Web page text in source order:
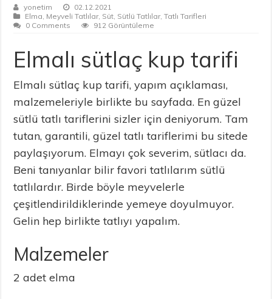
yonetim
02.12.2021
Elma, Meyveli Tatlılar, Süt, Sütlü Tatlılar,Tatlı Tarifleri
0 Comments
912 Görüntüleme
Elmalı sütlaç kup tarifi
Elmalı sütlaç kup tarifi, yapım açıklaması,
malzemeleriyle birlikte bu sayfada. En güzel
sütlü tatlı tariflerini sizler için deniyorum. Tam
tutan, garantili, güzel tatlı tariflerimi bu sitede
paylaşıyorum. Elmayı çok severim, sütlacı da.
Beni tanıyanlar bilir favori tatlılarım sütlü
tatlılardır. Birde böyle meyvelerle
çeşitlendirildiklerinde yemeye doyulmuyor.
Gelin hep birlikte tatlıyı yapalım.
Malzemeler
2 adet elma